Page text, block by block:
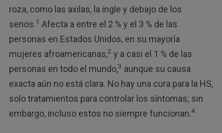
roza, como las axilas, la ingle y debajo de los
senos.1 Afecta a entre el 2 % y el 3 % de las
personas en Estados Unidos, en su mayoría
mujeres afroamericanas,2 y a casi el 1 % de las
personas en todo el mundo,3 aunque su causa
exacta aún no está clara. No hay una cura para la HS,
solo tratamientos para controlar los síntomas; sin
embargo, incluso estos no siempre funcionan.4